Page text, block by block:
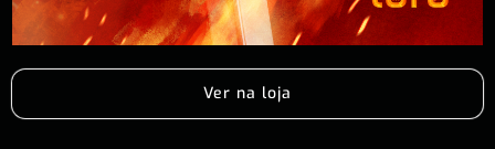
Ver na loja